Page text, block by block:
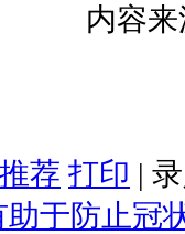
内容
推荐 打印 |
于防止冠